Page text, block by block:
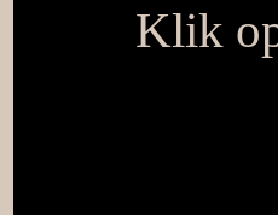
Klik